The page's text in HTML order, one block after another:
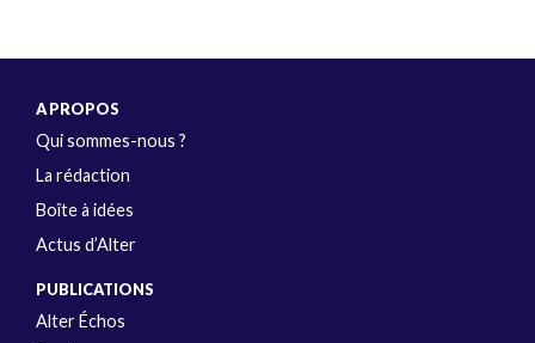
A PROPOS
Qui sommes-nous ?
La rédaction
Boîte à idées
Actus d’Alter
PUBLICATIONS
Alter Échos